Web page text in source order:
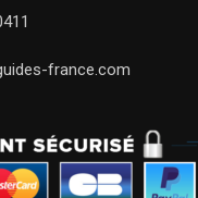
france.com